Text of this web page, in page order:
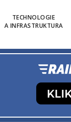
TECHNOLOGIE
A INFRASTRUKTURA